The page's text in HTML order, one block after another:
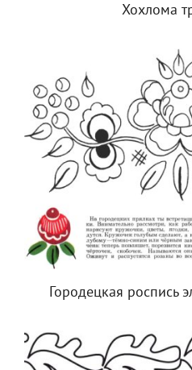
Хохлома
Городецкая роспись